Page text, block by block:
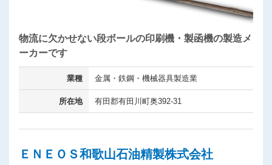
物流に欠かせない段ボールの印刷機・製函機の製造メ
ーカーです
業種 金属・鉄鋼・機械器具製造業
所在地 有田郡有田川町奥392-31
ＥＮＥＯＳ和歌山石油精製株式会社